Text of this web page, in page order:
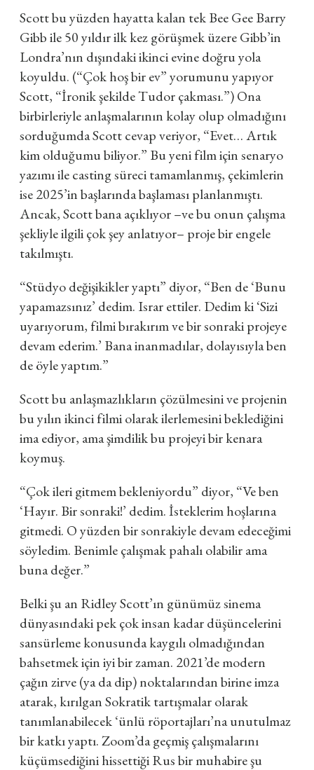
Scott bu yüzden hayatta kalan tek Bee Gee Barry
Gibb ile 50 yıldır ilk kez görüşmek üzere Gibb’in
Londra’nın dışındaki ikinci evine doğru yola
koyuldu. (“Çok hoş bir ev” yorumunu yapıyor
Scott, “İronik şekilde Tudor çakması.”) Ona
birbirleriyle anlaşmalarının kolay olup olmadığını
sorduğumda Scott cevap veriyor, “Evet… Artık
kim olduğumu biliyor.” Bu yeni film için senaryo
yazımı ile casting süreci tamamlanmış, çekimlerin
ise 2025’in başlarında başlaması planlanmıştı.
Ancak, Scott bana açıklıyor –ve bu onun çalışma
şekliyle ilgili çok şey anlatıyor– proje bir engele
takılmıştı.
“Stüdyo değişikikler yaptı” diyor, “Ben de ‘Bunu
yapamazsınız’ dedim. Israr ettiler. Dedim ki ‘Sizi
uyarıyorum, filmi bırakırım ve bir sonraki projeye
devam ederim.’ Bana inanmadılar, dolayısıyla ben
de öyle yaptım.”
Scott bu anlaşmazlıkların çözülmesini ve projenin
bu yılın ikinci filmi olarak ilerlemesini beklediğini
ima ediyor, ama şimdilik bu projeyi bir kenara
koymuş.
“Çok ileri gitmem bekleniyordu” diyor, “Ve ben
‘Hayır. Bir sonraki!’ dedim. İsteklerim hoşlarına
gitmedi. O yüzden bir sonrakiyle devam edeceğimi
söyledim. Benimle çalışmak pahalı olabilir ama
buna değer.”
Belki şu an Ridley Scott’ın günümüz sinema
dünyasındaki pek çok insan kadar düşüncelerini
sansürleme konusunda kaygılı olmadığından
bahsetmek için iyi bir zaman. 2021’de modern
çağın zirve (ya da dip) noktalarından birine imza
atarak, kırılgan Sokratik tartışmalar olarak
tanımlanabilecek ‘ünlü röportajları’na unutulmaz
bir katkı yaptı. Zoom’da geçmiş çalışmalarını
küçümsediğini hissettiği Rus bir muhabire şu